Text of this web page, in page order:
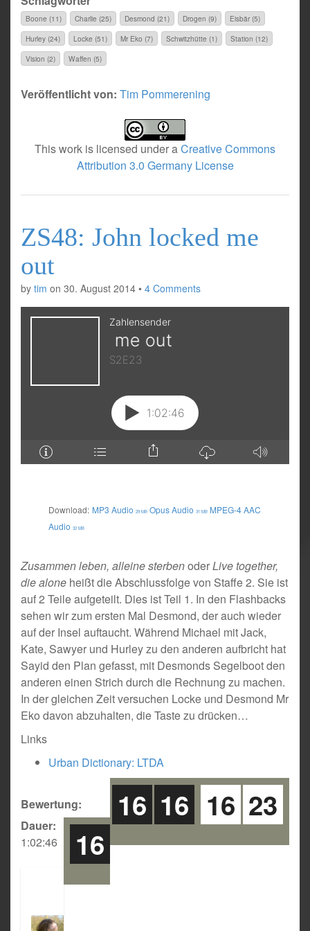
Boone (11) Charlie (25) Desmond (21) Drogen (9)
Eisbär (5)
Hurley (24)
Locke (51) Mr Eko (7) Schwitzhütte (1)
Station (12)
Vision (2)
Waffen (5)
Veröffentlicht von: Tim Pommerening
This work is licensed under aCreative Commons
Attribution 3.0 Germany License
ZS48: John locked me
out
by tim on 30. August 2014 • 4 Comments
Download: MP3 Audio 29 MB Opus Audio 31 MB MPEG-4 AAC
Audio 32 MB
Zusammen leben, alleine sterbenoderLive together,
die alone heißt die Abschlussfolge von Staffe 2. Sie ist
auf 2 Teile aufgeteilt. Dies ist Teil 1. In den Flashbacks
sehen wir zum ersten Mal Desmond, der auch wieder
auf der Insel auftaucht. Während Michael mit Jack,
Kate, Sawyer und Hurley zu den anderen aufbricht hat
Sayid den Plan gefasst, mit Desmonds Segelboot den
anderen einen Strich durch die Rechnung zu machen.
In der gleichen Zeit versuchen Locke und Desmond Mr
Eko davon abzuhalten, die Taste zu drücken…
Links
Urban Dictionary: LTDA
Bewertung: 23
16
16
16
16
Dauer:
1:02:46
D